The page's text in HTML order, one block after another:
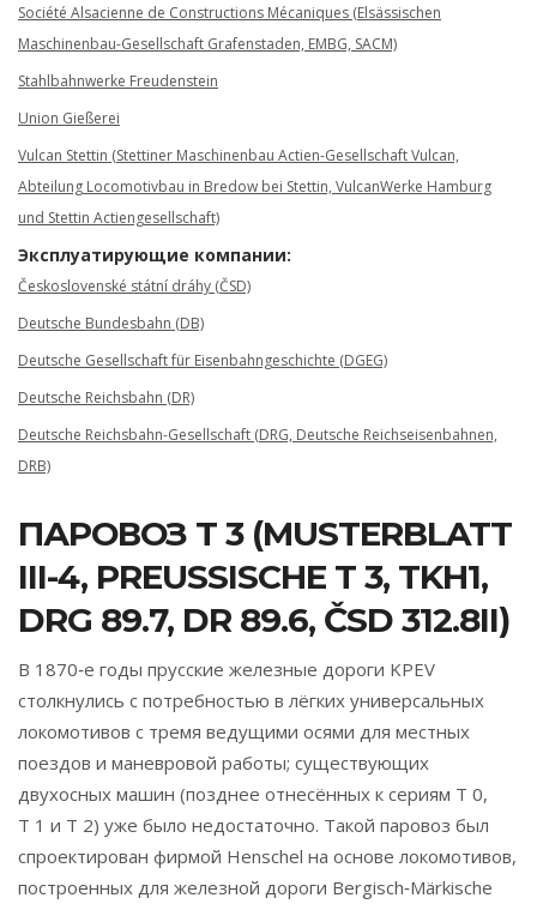
Société Alsacienne de Constructions Mécaniques (Elsässischen
Maschinenbau-Gesellschaft Grafenstaden, EMBG, SACM)
Stahlbahnwerke Freudenstein
Union Gießerei
Vulcan Stettin (Stettiner Maschinenbau Actien-Gesellschaft Vulcan,
Abteilung Locomotivbau in Bredow bei Stettin, VulcanWerke Hamburg
und Stettin Actiengesellschaft)
Эксплуатирующие компании:
Československé státní dráhy (ČSD)
Deutsche Bundesbahn (DB)
Deutsche Gesellschaft für Eisenbahngeschichte (DGEG)
Deutsche Reichsbahn (DR)
Deutsche Reichsbahn-Gesellschaft (DRG, Deutsche Reichseisenbahnen,
DRB)
ПАРОВОЗ T 3 (MUSTERBLATT
III-4, PREUSSISCHE T 3, TKH1, D
RG 89.7, DR 89.6, ČSD 312.8II)
В 1870‑е годы прусские железные дороги KPEV
столкнулись с потребностью в лёгких универсальных
локомотивов с тремя ведущими осями для местных
поездов и маневровой работы; существующих
двухосных машин (позднее отнесённых к сериям T 0,
T 1 и T 2) уже было недостаточно. Такой паровоз был
спроектирован фирмой Henschel на основе локомотивов,
построенных для железной дороги Bergisch‑Märkische